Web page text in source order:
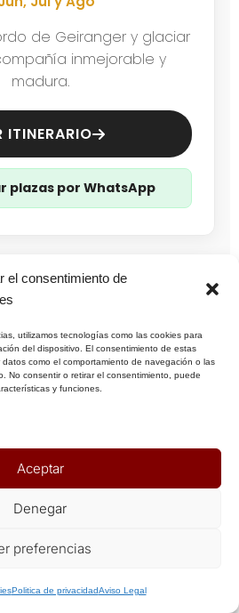
el consentimiento de
utilizamos tecnologías como las cookies para
del dispositivo. El consentimiento de estas
como el comportamiento de navegación o las
No consentir o retirar el consentimiento, puede
y funciones.
Aceptar
Denegar
preferencias
Politica de privacidadAviso Legal
de Geiranger y glaciar
inmejorable y
madura.
ITINERARIO
plazas por WhatsApp
Solo Singles
📍 NORUEGA
de Noruega
26 de Junio
y ciudades históricas con